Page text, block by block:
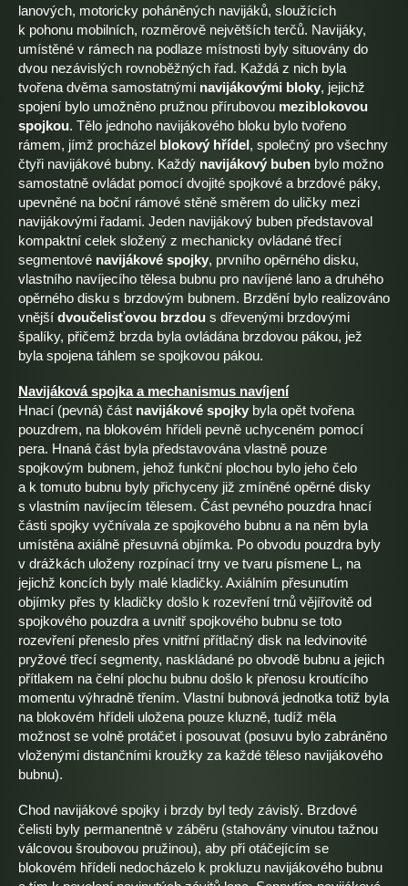
lanových, motoricky poháněných navijáků, sloužících
k pohonu mobilních, rozměrově největších terčů. Navijáky,
umístěné v rámech na podlaze místnosti byly situovány do
dvou nezávislých rovnoběžných řad. Každá z nich byla
tvořena dvěma samostatnými navijákovými bloky, jejichž
spojení bylo umožněno pružnou přírubovou meziblokovou
spojkou. Tělo jednoho navijákového bloku bylo tvořeno
rámem, jímž procházel blokový hřídel, společný pro všechny
čtyři navijákové bubny. Každý navijákový buben bylo možno
samostatně ovládat pomocí dvojité spojkové a brzdové páky,
upevněné na boční rámové stěně směrem do uličky mezi
navijákovými řadami. Jeden navijákový buben představoval
kompaktní celek složený z mechanicky ovládané třecí
segmentové navijákové spojky, prvního opěrného disku,
vlastního navíjecího tělesa bubnu pro navíjené lano a druhého
opěrného disku s brzdovým bubnem. Brzdění bylo realizováno
vnější dvoučelisťovou brzdou s dřevenými brzdovými
špalíky, přičemž brzda byla ovládána brzdovou pákou, jež
byla spojena táhlem se spojkovou pákou.
Navijáková spojka a mechanismus navíjení
Hnací (pevná) část navijákové spojky byla opět tvořena
pouzdrem, na blokovém hřídeli pevně uchyceném pomocí
pera. Hnaná část byla představována vlastně pouze
spojkovým bubnem, jehož funkční plochou bylo jeho čelo
a k tomuto bubnu byly přichyceny již zmíněné opěrné disky
s vlastním navíjecím tělesem. Část pevného pouzdra hnací
části spojky vyčnívala ze spojkového bubnu a na něm byla
umístěna axiálně přesuvná objímka. Po obvodu pouzdra byly
v drážkách uloženy rozpínací trny ve tvaru písmene L, na
jejichž koncích byly malé kladičky. Axiálním přesunutím
objímky přes ty kladičky došlo k rozevření trnů vějířovitě od
spojkového pouzdra a uvnitř spojkového bubnu se toto
rozevření přeneslo přes vnitřní přítlačný disk na ledvinovité
pryžové třecí segmenty, naskládané po obvodě bubnu a jejich
přítlakem na čelní plochu bubnu došlo k přenosu kroutícího
momentu výhradně třením. Vlastní bubnová jednotka totiž byla
na blokovém hřídeli uložena pouze kluzně, tudíž měla
možnost se volně protáčet i posouvat (posuvu bylo zabráněno
vloženými distančními kroužky za každé těleso navijákového
bubnu).
Chod navijákové spojky i brzdy byl tedy závislý. Brzdové
čelisti byly permanentně v záběru (stahovány vinutou tažnou
válcovou šroubovou pružinou), aby při otáčejícím se
blokovém hřídeli nedocházelo k prokluzu navijákového bubnu